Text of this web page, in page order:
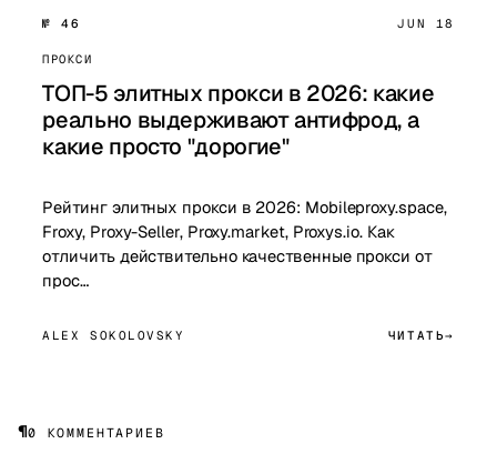
№ 46 JUN 18
ПРОКСИ
ТОП-5 элитных прокси в 2026: какие
реально выдерживают антифрод, а
какие просто "дорогие"
Рейтинг элитных прокси в 2026: Mobileproxy.space,
Froxy, Proxy-Seller, Proxy.market, Proxys.io. Как
отличить действительно качественные прокси от
прос…
ALEX SOKOLOVSKY ЧИТАТЬ
¶0 КОММЕНТАРИЕВ